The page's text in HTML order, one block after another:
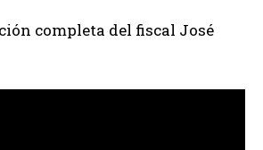
completa del fiscal José